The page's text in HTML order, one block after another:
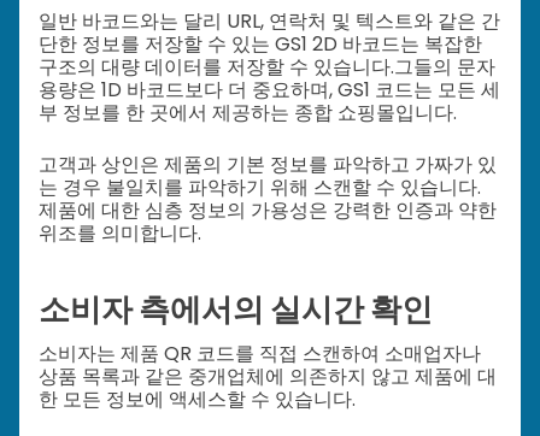
일반 바코드와는 달리 URL, 연락처 및 텍스트와 같은 간
단한 정보를 저장할 수 있는 GS1 2D 바코드는 복잡한
구조의 대량 데이터를 저장할 수 있습니다.그들의 문자
용량은 1D 바코드보다 더 중요하며, GS1 코드는 모든 세
부 정보를 한 곳에서 제공하는 종합 쇼핑몰입니다.
고객과 상인은 제품의 기본 정보를 파악하고 가짜가 있
는 경우 불일치를 파악하기 위해 스캔할 수 있습니다.
제품에 대한 심층 정보의 가용성은 강력한 인증과 약한
위조를 의미합니다.
소비자 측에서의 실시간 확인
소비자는 제품 QR 코드를 직접 스캔하여 소매업자나
상품 목록과 같은 중개업체에 의존하지 않고 제품에 대
한 모든 정보에 액세스할 수 있습니다.